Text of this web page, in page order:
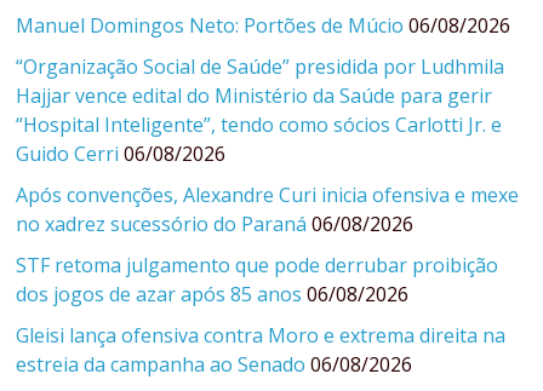
Manuel Domingos Neto: Portões de Múcio 06/08/2026
“Organização Social de Saúde” presidida por Ludhmila
Hajjar vence edital do Ministério da Saúde para gerir
“Hospital Inteligente”, tendo como sócios Carlotti Jr. e
Guido Cerri 06/08/2026
Após convenções, Alexandre Curi inicia ofensiva e mexe
no xadrez sucessório do Paraná 06/08/2026
STF retoma julgamento que pode derrubar proibição
dos jogos de azar após 85 anos 06/08/2026
Gleisi lança ofensiva contra Moro e extrema direita na
estreia da campanha ao Senado 06/08/2026